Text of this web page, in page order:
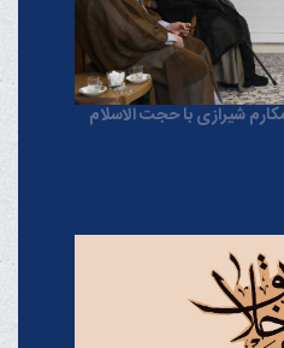
شیرازی با حجت الاسلام